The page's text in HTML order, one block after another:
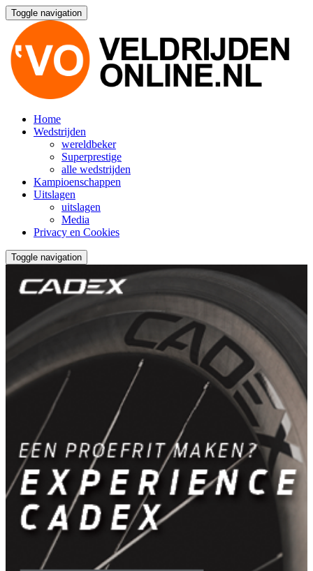
Toggle navigation
Home
Wedstrijden
wereldbeker
Superprestige
alle wedstrijden
Kampioenschappen
Uitslagen
uitslagen
Media
Privacy en Cookies
Toggle navigation